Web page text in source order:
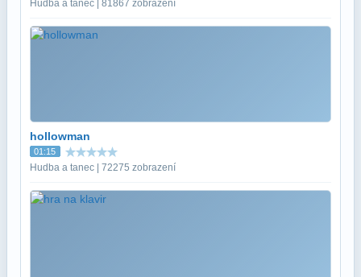
Hudba a tanec | 81867 zobrazení
hollowman
01:15
Hudba a tanec | 72275 zobrazení